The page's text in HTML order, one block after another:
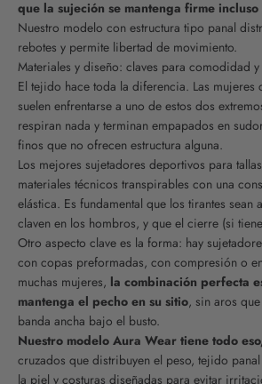
que la sujeción se mantenga firme
Nuestro modelo con estructura tipo panal
rebotes y permite libertad de movimiento.
Materiales y diseño: claves para comodidad
El tejido hace toda la diferencia. Las mujeres
suelen enfrentarse a uno de estos dos
respiran nada y terminan empapados en
finos que no ofrecen estructura alguna.
Los mejores sujetadores deportivos para
materiales técnicos transpirables con una
elástica. Es fundamental que los tirantes sean
claven en los hombros, y que el cierre (si
Otro aspecto clave es la forma: hay
con copas preformadas, con compresión o
muchas mujeres, la combinación perfecta
mantenga el pecho en su sitio, sin aros
banda ancha bajo el busto.
Nuestro modelo Aura Wear tiene todo
cruzados que distribuyen el peso, tejido
la piel y costuras diseñadas para evitar